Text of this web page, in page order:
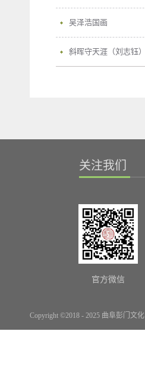
吴泽浩国画
斜晖守天涯（刘志钰）
Copyright ©2018 - 2025 曲阜彭门文化
关注我们
官方微信